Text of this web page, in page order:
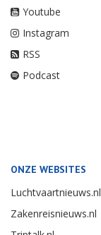
Youtube
Instagram
RSS
Podcast
ONZE WEBSITES
Luchtvaartnieuws.nl
Zakenreisnieuws.nl